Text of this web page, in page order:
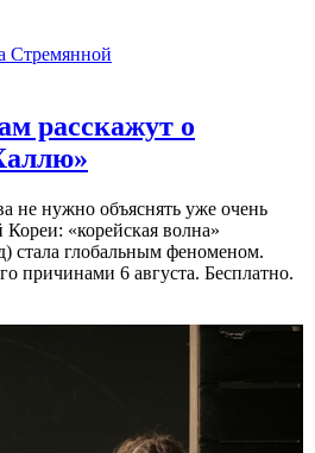
Стремянной
расскажут о
не нужно объяснять уже очень
«корейская волна»
стала глобальным феноменом.
причинами 6 августа. Бесплатно.